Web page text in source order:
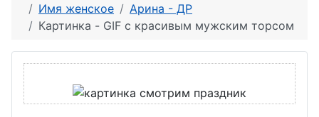
Имя женское
Арина - ДР
Картинка - GIF с красивым мужским торсом